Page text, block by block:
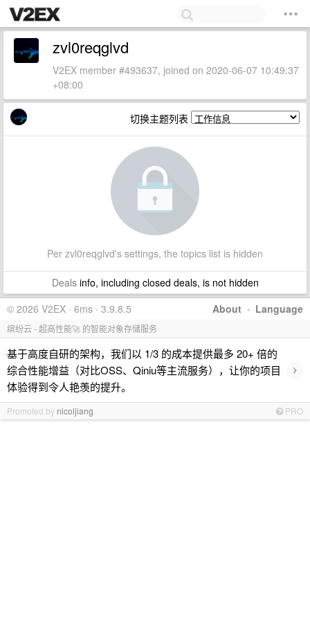
zvl0reqglvd
V2EX member #493637, joined on 2020-06-07 10:49:37
+08:00
切换主题列表
Per zvl0reqglvd's settings, the topics list is hidden
Dealsinfo, including closed deals, is not hidden
About · Language
© 2026 V2EX · 6ms · 3.9.8.5
缤纷云 - 超高性能🚀 的智能对象存储服务
基于高度自研的架构，我们以 1/3 的成本提供最多 20+ 倍的
综合性能增益（对比OSS、Qiniu等主流服务），让你的项目
体验得到令人艳羡的提升。
›
Promoted by nicoljiang PRO